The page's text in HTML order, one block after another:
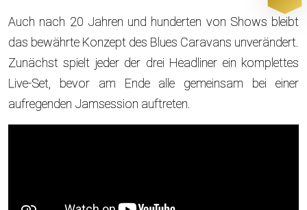
Auch nach 20 Jahren und hunderten von Shows bleibt
das bewährte Konzept des Blues Caravans unverändert.
Zunächst spielt jeder der drei Headliner ein komplettes
Live-Set, bevor am Ende alle gemeinsam bei einer
aufregenden Jamsession auftreten.